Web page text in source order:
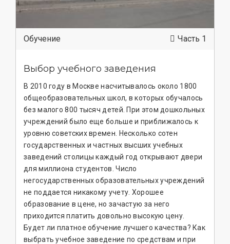
Обучение Часть 1
Выбор учебного заведения
В 2010 году в Москве насчитывалось около 1800
общеобразовательных школ, в которых обучалось
без малого 800 тысяч детей. При этом дошкольных
учреждений было еще больше и приближалось к
уровню советских времен. Несколько сотен
государственных и частных высших учебных
заведений столицы каждый год открывают двери
для миллиона студентов. Число
негосударственных образовательных учреждений
не поддается никакому учету. Хорошее
образование в цене, но зачастую за него
приходится платить довольно высокую цену.
Будет ли платное обучение лучшего качества? Как
выбрать учебное заведение по средствам и при